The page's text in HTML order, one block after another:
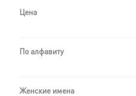
Цена
По алфавиту
Женские имена